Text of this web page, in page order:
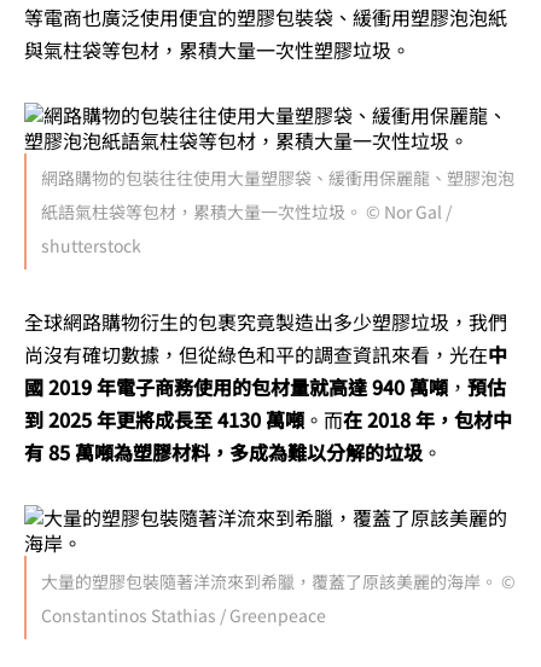
等電商也廣泛使用便宜的塑膠包裝袋、緩衝用塑膠泡泡紙
與氣柱袋等包材，累積大量一次性塑膠垃圾。
網路購物的包裝往往使用大量塑膠袋、緩衝用保麗龍、塑膠泡泡
紙語氣柱袋等包材，累積大量一次性垃圾。 © Nor Gal /
shutterstock
全球網路購物衍生的包裹究竟製造出多少塑膠垃圾，我們
尚沒有確切數據，但從綠色和平的調查資訊來看，光在中
國 2019 年電子商務使用的包材量就高達 940 萬噸 ， 預估
到 2025 年更將成長至 4130 萬噸 。而在 2018 年，包材中
有 85 萬噸為塑膠材料，多成為難以分解的垃圾。
大量的塑膠包裝隨著洋流來到希臘，覆蓋了原該美麗的海岸。 ©
Constantinos Stathias / Greenpeace